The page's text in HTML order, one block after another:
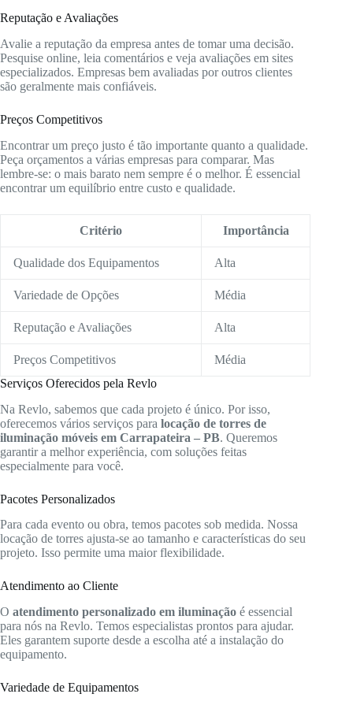
Reputação e Avaliações
Avalie a reputação da empresa antes de tomar uma decisão.
Pesquise online, leia comentários e veja avaliações em sites
especializados. Empresas bem avaliadas por outros clientes
são geralmente mais confiáveis.
Preços Competitivos
Encontrar um preço justo é tão importante quanto a qualidade.
Peça orçamentos a várias empresas para comparar. Mas
lembre-se: o mais barato nem sempre é o melhor. É essencial
encontrar um equilíbrio entre custo e qualidade.
Critério Importância
Qualidade dos Equipamentos Alta
Variedade de Opções Média
Reputação e Avaliações Alta
Preços Competitivos
Média
Serviços Oferecidos pela Revlo
Na Revlo, sabemos que cada projeto é único. Por isso,
oferecemos vários serviços para locação de torres de
iluminação móveis em Carrapateira – PB. Queremos
garantir a melhor experiência, com soluções feitas
especialmente para você.
Pacotes Personalizados
Para cada evento ou obra, temos pacotes sob medida. Nossa
locação de torres ajusta-se ao tamanho e características do seu
projeto. Isso permite uma maior flexibilidade.
Atendimento ao Cliente
O atendimento personalizado em iluminação é essencial
para nós na Revlo. Temos especialistas prontos para ajudar.
Eles garantem suporte desde a escolha até a instalação do
equipamento.
Variedade de Equipamentos